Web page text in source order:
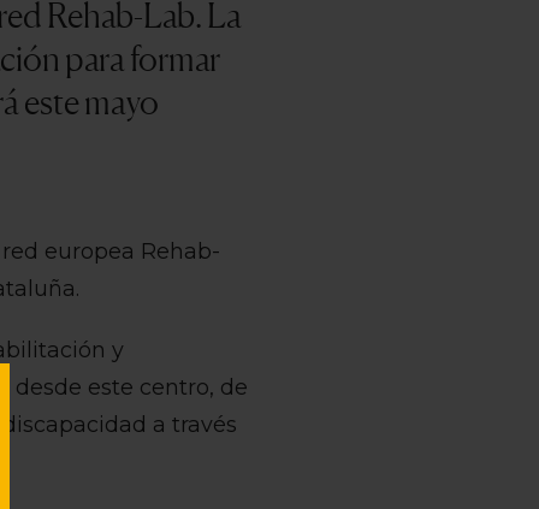
Rehab-Lab. La
para formar
este mayo
europea Rehab-
y
desde este centro, de
a través